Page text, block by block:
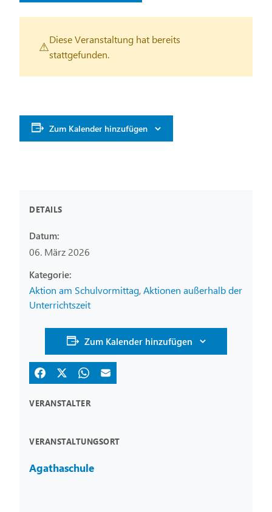
Diese Veranstaltung hat bereits
stattgefunden.
Zum Kalender hinzufügen
DETAILS
Datum:
06. März 2026
Aktion am Schulvormittag,Aktionen außerhalb der
Unterrichtszeit
Zum Kalender hinzufügen
VERANSTALTER
VERANSTALTUNGSORT
Agathaschule